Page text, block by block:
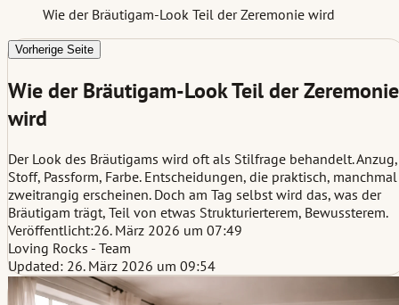
Wie der Bräutigam-Look Teil der Zeremonie wird
Vorherige Seite
Wie der Bräutigam-Look Teil der Zeremonie
wird
Der Look des Bräutigams wird oft als Stilfrage behandelt. Anzug,
Stoff, Passform, Farbe. Entscheidungen, die praktisch, manchmal
zweitrangig erscheinen. Doch am Tag selbst wird das, was der
Bräutigam trägt, Teil von etwas Strukturierterem, Bewussterem.
Veröffentlicht:26. März 2026 um 07:49
Loving Rocks - Team
Updated: 26. März 2026 um 09:54